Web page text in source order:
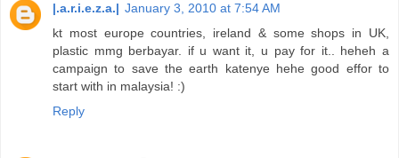
|.a.r.i.e.z.a.| January 3, 2010 at 7:54 AM
kt most europe countries, ireland & some shops in UK,
plastic mmg berbayar. if u want it, u pay for it.. heheh a
campaign to save the earth katenye hehe good effor to
start with in malaysia! :)
Reply